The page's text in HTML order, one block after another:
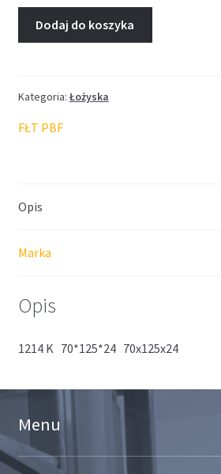
Dodaj do koszyka
Kategoria: Łożyska
FŁT PBF
Opis
Marka
Opis
1214 K 70*125*24 70x125x24
Menu